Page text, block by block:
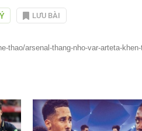
LƯU BÀI
thao/arsenal-thang-nho-var-arteta-